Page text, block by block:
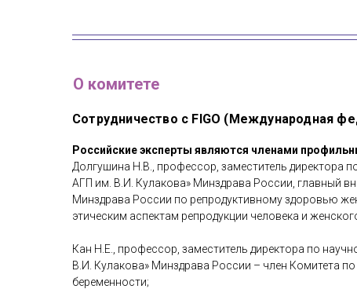
О комитете
Сотрудничество с FIGO (Международная
Российские эксперты являются членами
Долгушина Н.В., профессор, заместитель директора
АГП им. В.И. Кулакова» Минздрава России, главный
Минздрава России по репродуктивному здоровью
этическим аспектам репродукции человека и
Кан Н.Е., профессор, заместитель директора по
В.И. Кулакова» Минздрава России – член Комитета
беременности;